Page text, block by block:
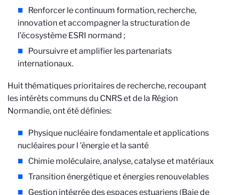
Renforcer le continuum formation, recherche,
innovation et accompagner la structuration de
l’écosystème ESRI normand ;
Poursuivre et amplifier les partenariats
internationaux.
Huit thématiques prioritaires de recherche, recoupant
les intérêts communs du CNRS et de la Région
Normandie, ont été définies:
Physique nucléaire fondamentale et applications
nucléaires pour l 'énergie et la santé
Chimie moléculaire, analyse, catalyse et matériaux
Transition énergétique et énergies renouvelables
Gestion intégrée des espaces estuariens (Baie de